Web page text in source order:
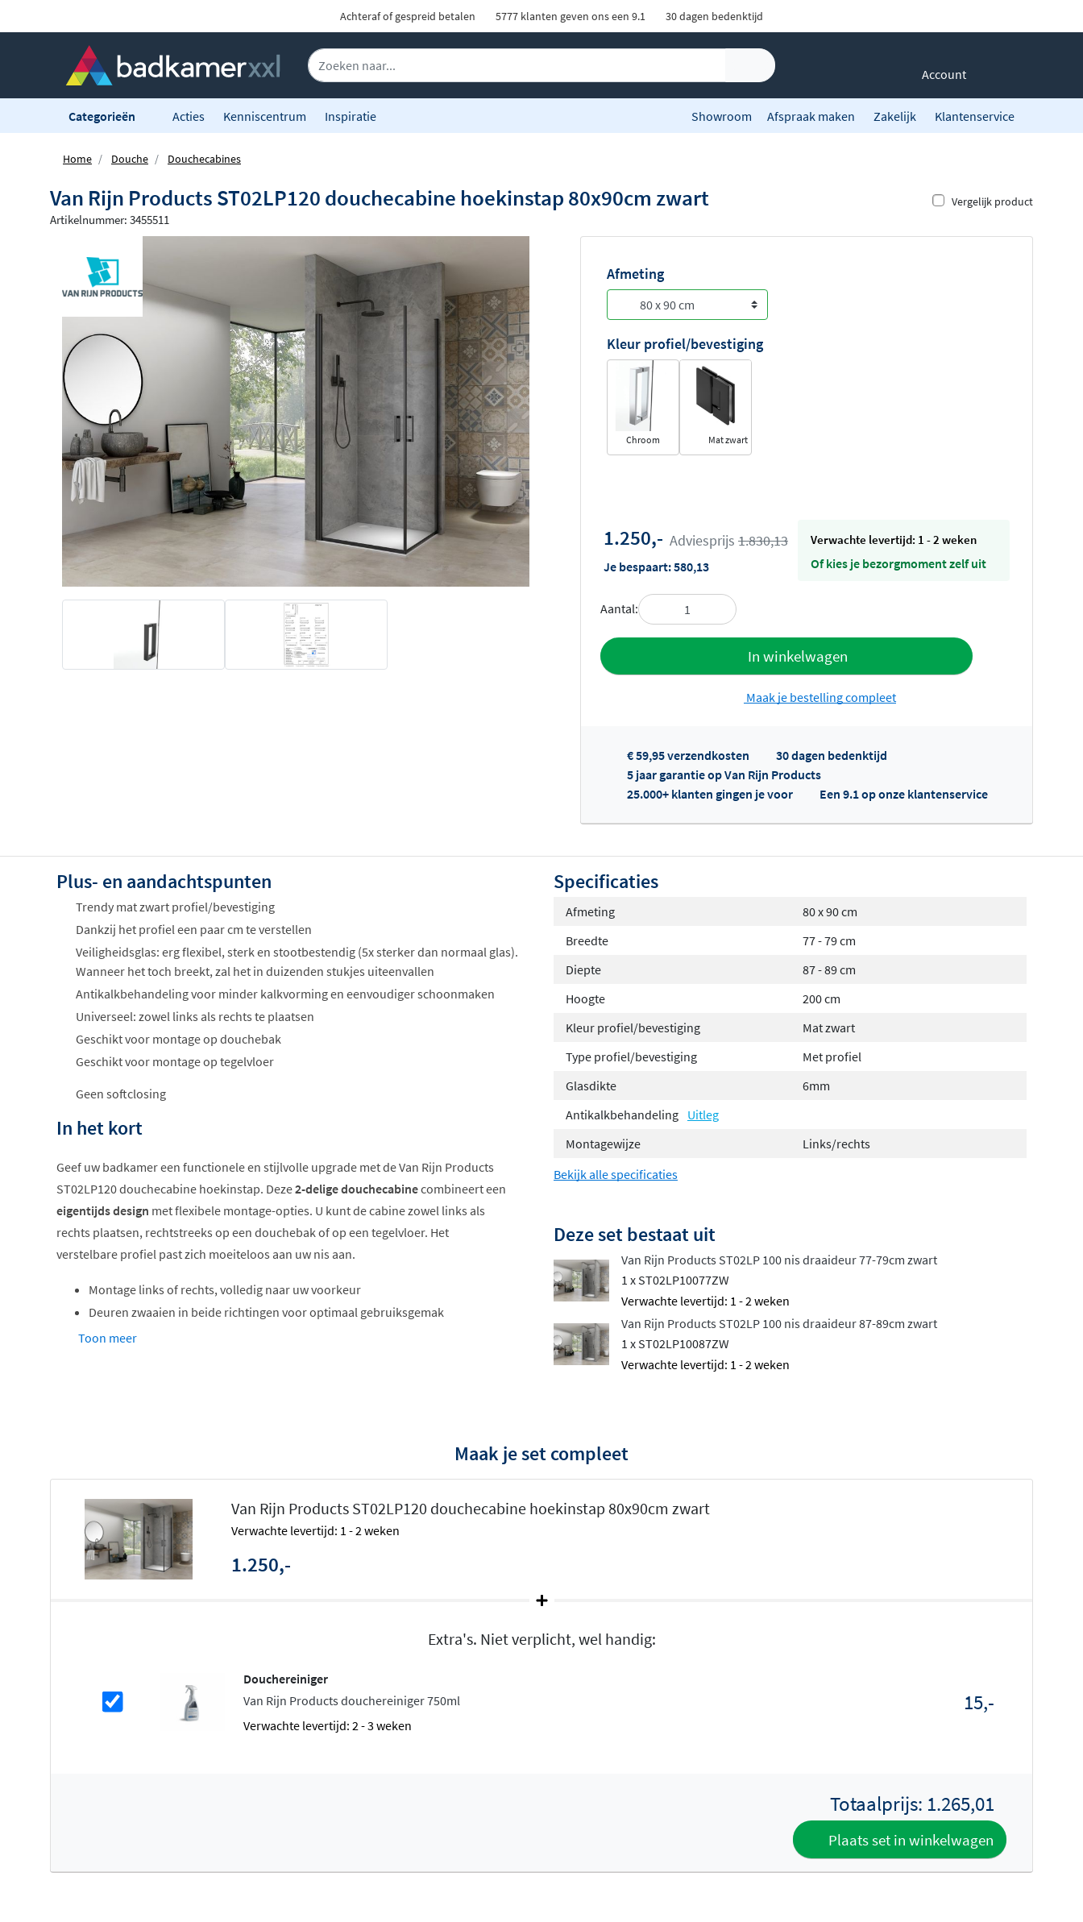
Achteraf of gespreid betalen 5777 klanten geven ons een 9.1 30 dagen bedenktijd
Account
Categorieën Acties Kenniscentrum Inspiratie Showroom Afspraak maken Zakelijk Klantenservice
Home Douche Douchecabines
Van Rijn Products ST02LP120 douchecabine hoekinstap 80x90cm zwart Vergelijk product
Artikelnummer: 3455511
Afmeting
Kleur profiel/bevestiging
Chroom Mat zwart
1.250,- Adviesprijs 1.830,13
Je bespaart:580,13
Verwachte levertijd: 1 - 2 weken
Of kies je bezorgmoment zelf uit
Aantal:
In winkelwagen
Toevoegen aan offerte
Maak je bestelling compleet
€ 59,95 verzendkosten
30 dagen bedenktijd
5 jaar garantie op Van Rijn Products
25.000+ klanten gingen je voor
Een 9.1 op onze klantenservice
Plus- en aandachtspunten
Trendy mat zwart profiel/bevestiging
Dankzij het profiel een paar cm te verstellen
Veiligheidsglas: erg flexibel, sterk en stootbestendig (5x sterker dan normaal glas).
Wanneer het toch breekt, zal het in duizenden stukjes uiteenvallen
Antikalkbehandeling voor minder kalkvorming en eenvoudiger schoonmaken
Universeel: zowel links als rechts te plaatsen
Geschikt voor montage op douchebak
Geschikt voor montage op tegelvloer
Geen softclosing
In het kort
Geef uw badkamer een functionele en stijlvolle upgrade met de Van Rijn Products
ST02LP120 douchecabine hoekinstap. Deze2-delige douchecabinecombineert een
eigentijds design met flexibele montage-opties. U kunt de cabine zowel links als
rechts plaatsen, rechtstreeks op een douchebak of op een tegelvloer. Het
verstelbare profiel past zich moeiteloos aan uw nis aan.
Montage links of rechts, volledig naar uw voorkeur
Deuren zwaaien in beide richtingen voor optimaal gebruiksgemak
6mm dik veiligheidsglas voor extra veiligheid
is sterker en flexibeler dan gewoon glas.
Mocht het glas onverhoopt breken, dan valt het uiteen in duizenden kleine, veilige
stukjes in plaats van scherpe scherven. Daarnaast beschikt het glas over een
onzichtbare antikalkbehandeling
. Deze coating voorkomt dat kalk zich vasthecht,
waardoor uw douchecabine langer proper blijft en u minder tijd kwijt bent aan
poetsen.
naar binnen als naar buiten
ongeacht de indeling van uw badkamer. Perfect voor kleinere ruimtes waar elke
centimeter telt en u maximale bewegingsvrijheid wilt behouden.
Verschillende afmetingen en stijlvolle afwerkingen
Toon meer
Specificaties
Afmeting
80 x 90 cm
Breedte
77 - 79 cm
Diepte
87 - 89 cm
Hoogte
200 cm
Kleur profiel/bevestiging
Mat zwart
Type profiel/bevestiging
Met profiel
Glasdikte
6mm
Antikalkbehandeling Uitleg
Montagewijze
Links/rechts
Bekijk alle specificaties
Deze set bestaat uit
Van Rijn Products ST02LP 100 nis draaideur 77-79cm zwart
1 x ST02LP10077ZW
Verwachte levertijd: 1 - 2 weken
Van Rijn Products ST02LP 100 nis draaideur 87-89cm zwart
1 x ST02LP10087ZW
Verwachte levertijd: 1 - 2 weken
Maak je set compleet
Van Rijn Products ST02LP120 douchecabine hoekinstap 80x90cm zwart
Verwachte levertijd: 1 - 2 weken
1.250,-
Extra's. Niet verplicht, wel handig:
Douchereiniger
Van Rijn Products douchereiniger 750ml
Verwachte levertijd: 2 - 3 weken
15,-
Totaalprijs: 1.265,01
Plaats set in winkelwagen